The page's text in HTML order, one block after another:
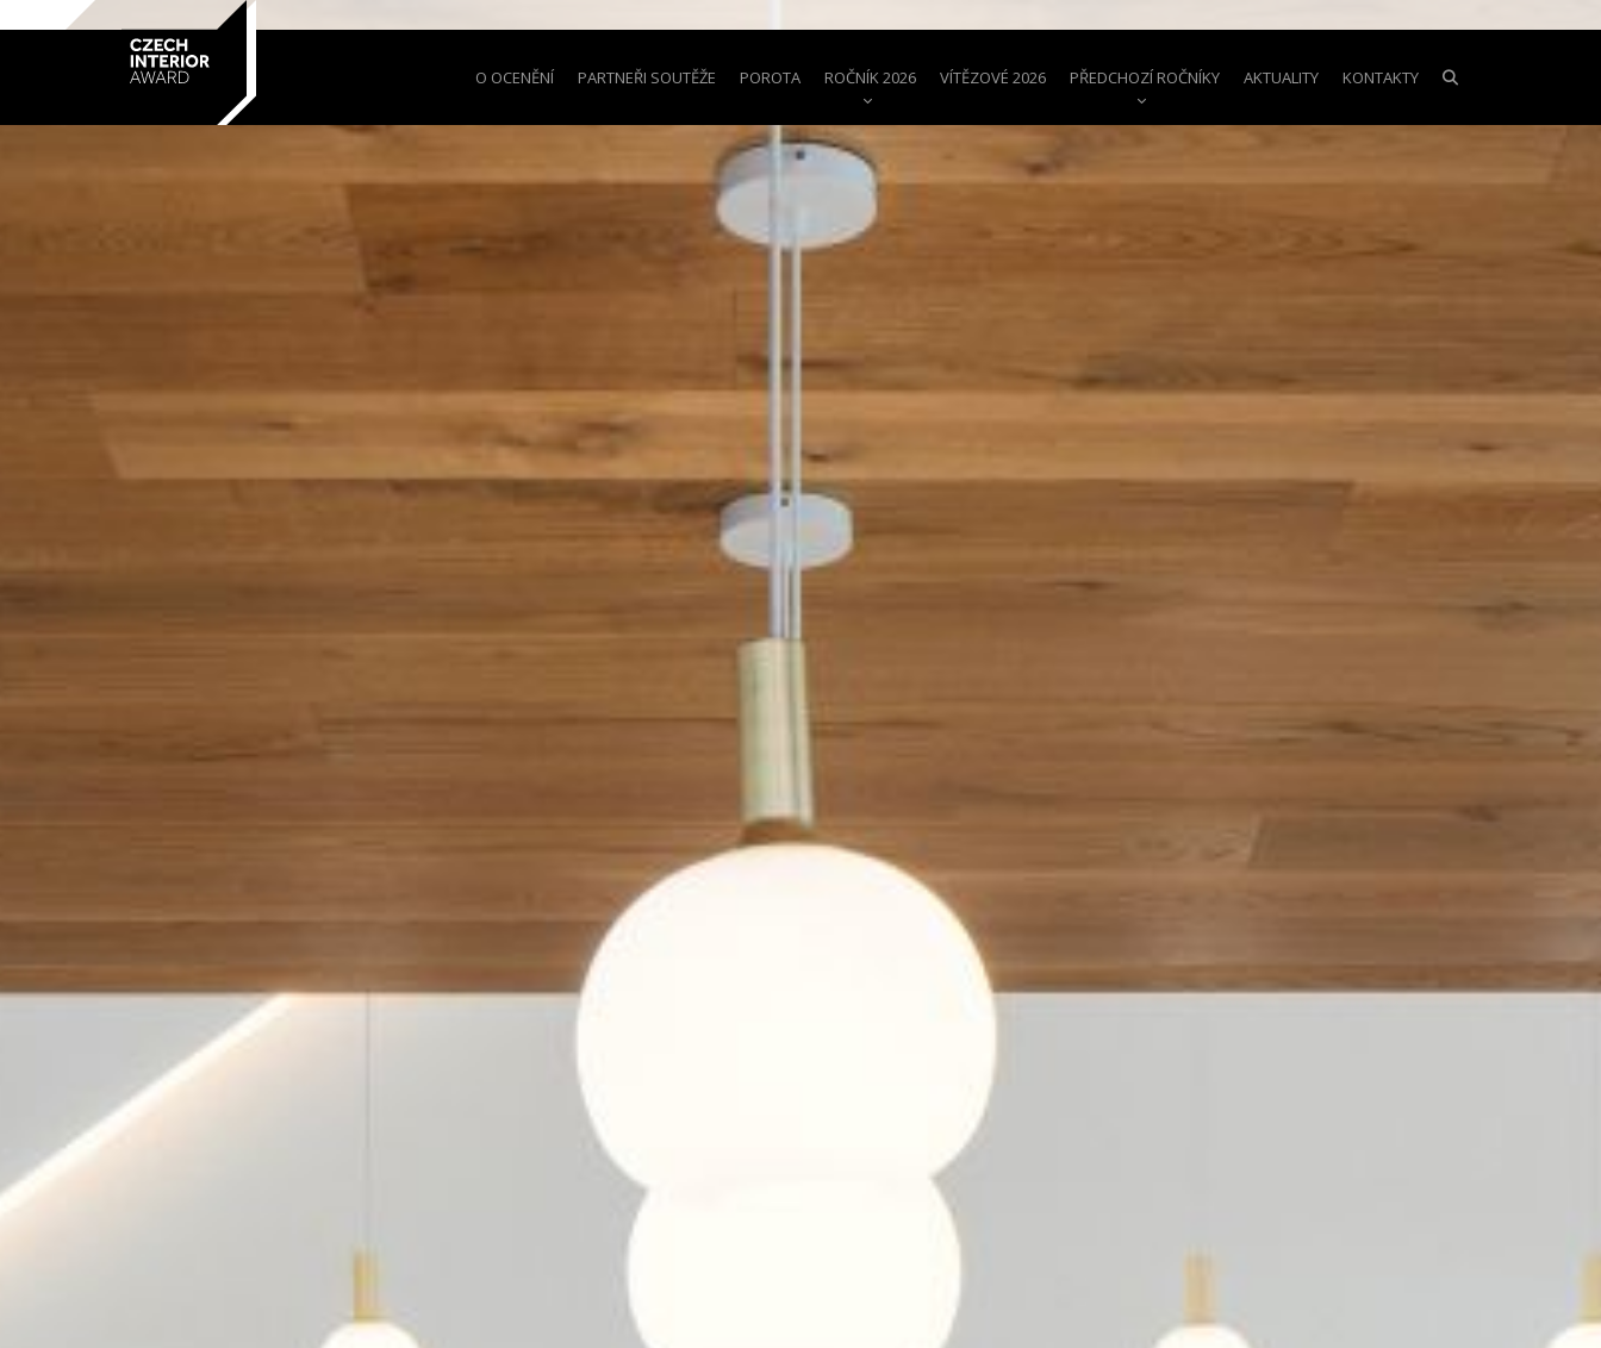
O OCENĚNÍ PARTNEŘI SOUTĚŽE POROTA ROČNÍK 2026 VÍTĚZOVÉ 2026 PŘEDCHOZÍ ROČNÍKY AKTUALITY KONTAKTY